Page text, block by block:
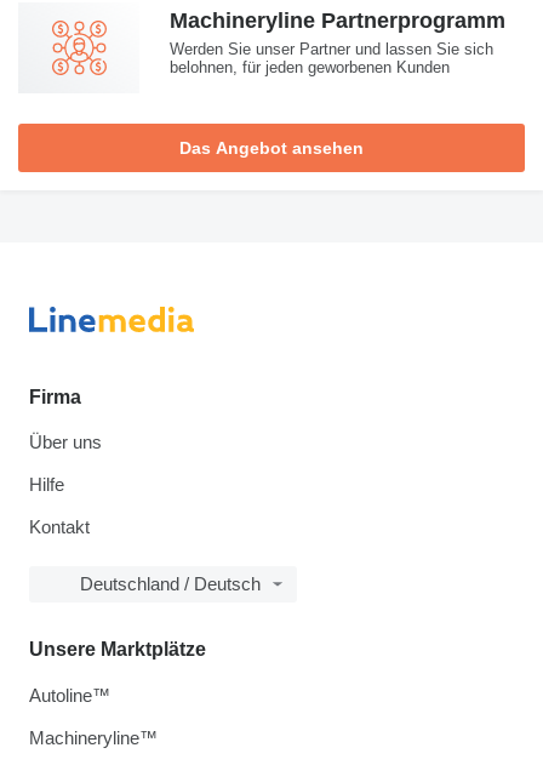
Machineryline Partnerprogramm
Werden Sie unser Partner und lassen Sie sich
belohnen, für jeden geworbenen Kunden
Das Angebot ansehen
Firma
Über uns
Hilfe
Kontakt
Deutschland / Deutsch
Unsere Marktplätze
Autoline™
Machineryline™